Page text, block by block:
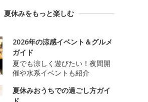
夏休みをもっと楽しむ
2026年の涼感イベント＆グルメ
ガイド
夏でも涼しく遊びたい！夜間開
催や水系イベントも紹介
夏休みおうちでの過ごし方ガイ